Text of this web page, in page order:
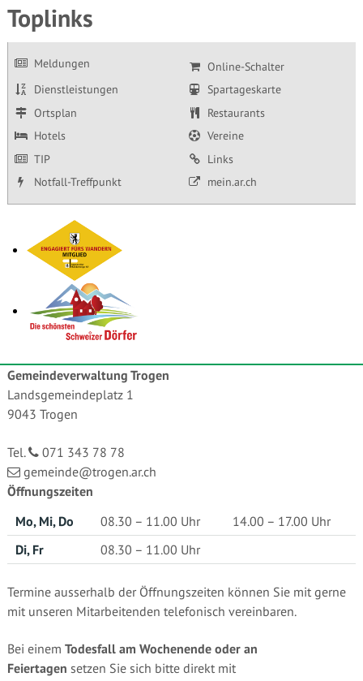
Toplinks
Meldungen
Online-Schalter
Dienstleistungen
Spartageskarte
Ortsplan
Restaurants
Hotels
Vereine
TIP
Links
Notfall-Treffpunkt
mein.ar.ch
Gemeindeverwaltung Trogen
Landsgemeindeplatz 1
9043 Trogen
Tel.
071 343 78 78
gemeinde@trogen.ar.ch
Öffnungszeiten
Mo, Mi, Do
08.30 – 11.00 Uhr
14.00 – 17.00 Uhr
Di, Fr
08.30 – 11.00 Uhr
Termine ausserhalb der Öffnungszeiten können Sie mit gerne
mit unseren Mitarbeitenden telefonisch vereinbaren.
Bei einem Todesfall am Wochenende oder an
Feiertagen setzen Sie sich bitte direkt mit